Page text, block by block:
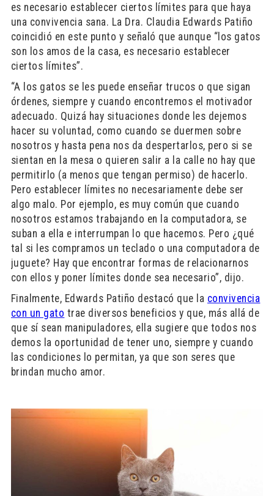
es necesario establecer ciertos límites para que haya
una convivencia sana. La Dra. Claudia Edwards Patiño
coincidió en este punto y señaló que aunque “los gatos
son los amos de la casa, es necesario establecer
ciertos límites”.
“A los gatos se les puede enseñar trucos o que sigan
órdenes, siempre y cuando encontremos el motivador
adecuado. Quizá hay situaciones donde les dejemos
hacer su voluntad, como cuando se duermen sobre
nosotros y hasta pena nos da despertarlos, pero si se
sientan en la mesa o quieren salir a la calle no hay que
permitirlo (a menos que tengan permiso) de hacerlo.
Pero establecer límites no necesariamente debe ser
algo malo. Por ejemplo, es muy común que cuando
nosotros estamos trabajando en la computadora, se
suban a ella e interrumpan lo que hacemos. Pero ¿qué
tal si les compramos un teclado o una computadora de
juguete? Hay que encontrar formas de relacionarnos
con ellos y poner límites donde sea necesario”, dijo.
Finalmente, Edwards Patiño destacó que la convivencia
con un gato trae diversos beneficios y que, más allá de
que sí sean manipuladores, ella sugiere que todos nos
demos la oportunidad de tener uno, siempre y cuando
las condiciones lo permitan, ya que son seres que
brindan mucho amor.